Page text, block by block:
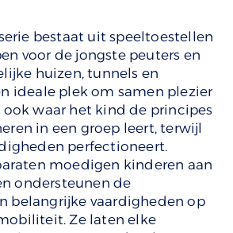
bestaat uit speeltoestellen
voor de jongste peuters en
huizen, tunnels en
ideale plek om samen plezier
ook waar het kind de principes
in een groep leert, terwijl
perfectioneert.
moedigen kinderen aan
ondersteunen de
belangrijke vaardigheden op
Ze laten elke